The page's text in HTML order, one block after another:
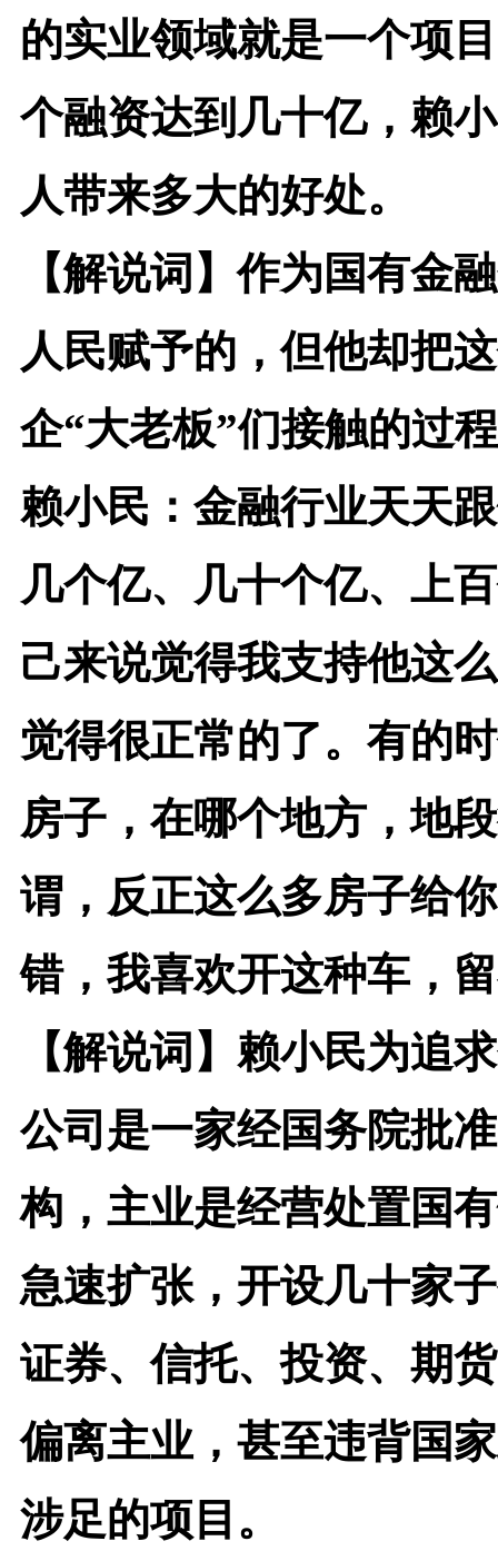
的实业领域就是一个项
个融资达到几十亿，赖
人带来多大的好处。
【解说词】作为国有金
人民赋予的，但他却把
企“大老板”们接触的过
赖小民： 金融行业天天
几个亿、几十个亿、上
己来说觉得我支持他这
觉得很正常的了。有的
房子，在哪个地方，地
谓，反正这么多房子给
错，我喜欢开这种车，
【解说词】 赖小民为追
公司是一家经国务院批
构，主业是经营处置国
急速扩张，开设几十家
证券、信托、投资、期
偏离主业，甚至违背国
涉足的项目。